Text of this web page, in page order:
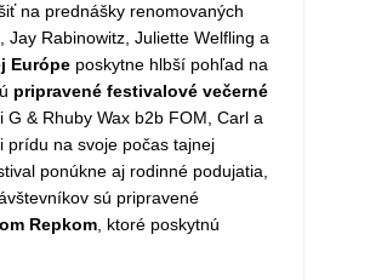
na prednášky renomovaných
Rabinowitz, Juliette Welfling a
Európeposkytne hlbší pohľad na
pripravené festivalové večerné
& Rhuby Wax b2b FOM, Carl a
prídu na svoje počas tajnej
ponúkne aj rodinné podujatia,
sú pripravené
Repkom, ktoré poskytnú